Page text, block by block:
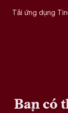
Tải ứng dụng
Bạn có